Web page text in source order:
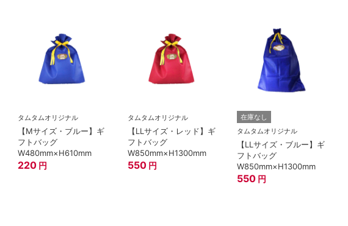
タムタムオリジナル
【Mサイズ・ブルー】ギ
フトバッグ
W480mm×H610mm
220 円
タムタムオリジナル
【LLサイズ・レッド】ギ
フトバッグ
W850mm×H1300mm
550 円
在庫なし
タムタムオリジナル
【LLサイズ・ブルー】ギ
フトバッグ
W850mm×H1300mm
550 円